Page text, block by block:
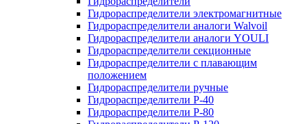
Гидрораспределители электромагнитные
Гидрораспределители аналоги Walvoil
Гидрораспределители аналоги YOULI
Гидрораспределители секционные
Гидрораспределители с плавающим
положением
Гидрораспределители ручные
Гидрораспределители Р-40
Гидрораспределители Р-80